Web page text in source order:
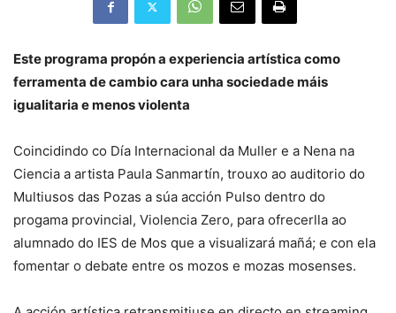
Este programa propón a experiencia artística como
ferramenta de cambio cara unha sociedade máis
igualitaria e menos violenta
Coincidindo co Día Internacional da Muller e a Nena na
Ciencia a artista Paula Sanmartín, trouxo ao auditorio do
Multiusos das Pozas a súa acción Pulso dentro do
progama provincial, Violencia Zero, para ofrecerlla ao
alumnado do IES de Mos que a visualizará mañá; e con ela
fomentar o debate entre os mozos e mozas mosenses.